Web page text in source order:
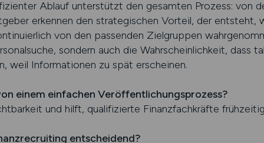
Ablauf unterstützt den gesamten Prozess: von
erkennen den strategischen Vorteil, der entsteht,
von den passenden Zielgruppen
sondern auch die Wahrscheinlichkeit, dass
weil Informationen zu spät erscheinen.
einem einfachen Veröffentlichungsprozess?
und hilft, qualifizierte Finanzfachkräfte
entscheidend?